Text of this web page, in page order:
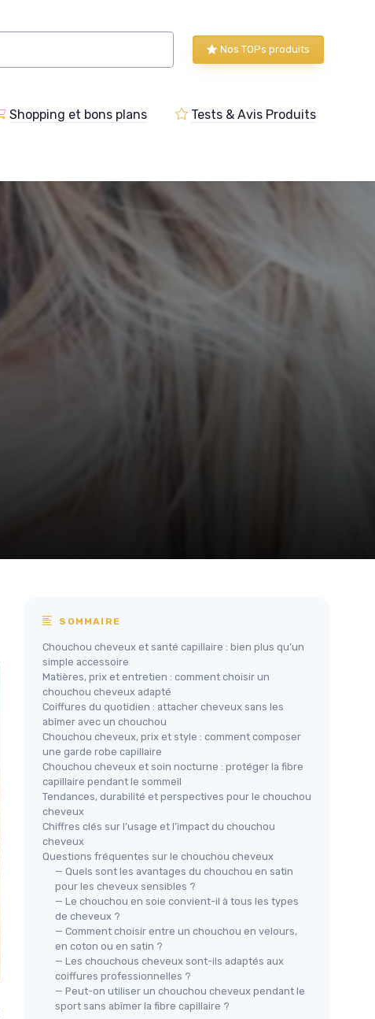
Nos TOPs produits
Shopping et bons plans Tests & Avis Produits
SOMMAIRE
Chouchou cheveux et santé capillaire : bien plus qu’un
simple accessoire
Matières, prix et entretien : comment choisir un
chouchou cheveux adapté
Coiffures du quotidien : attacher cheveux sans les
abîmer avec un chouchou
Chouchou cheveux, prix et style : comment composer
une garde robe capillaire
Chouchou cheveux et soin nocturne : protéger la fibre
capillaire pendant le sommeil
Tendances, durabilité et perspectives pour le chouchou
cheveux
Chiffres clés sur l’usage et l’impact du chouchou
cheveux
Questions fréquentes sur le chouchou cheveux
— Quels sont les avantages du chouchou en satin
pour les cheveux sensibles ?
— Le chouchou en soie convient-il à tous les types
de cheveux ?
— Comment choisir entre un chouchou en velours,
en coton ou en satin ?
— Les chouchous cheveux sont-ils adaptés aux
coiffures professionnelles ?
— Peut-on utiliser un chouchou cheveux pendant le
sport sans abîmer la fibre capillaire ?